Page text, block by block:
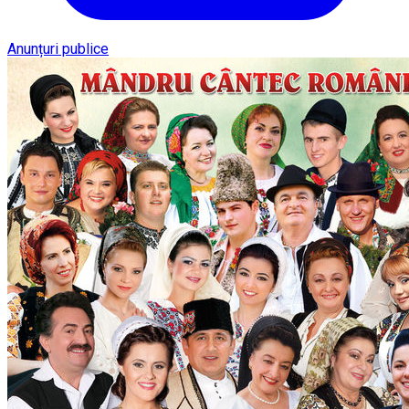
Anunțuri publice